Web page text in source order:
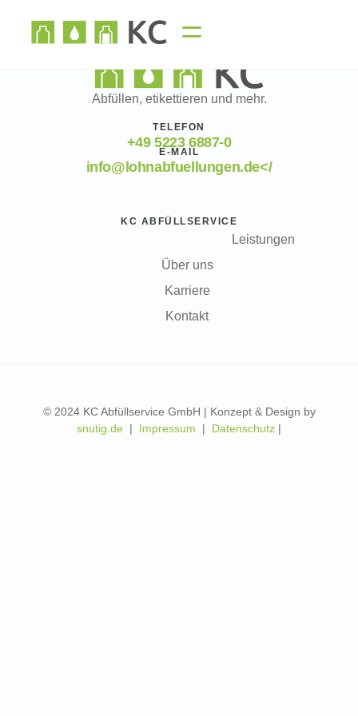
Abfüllen, etikettieren und mehr.
TELEFON
+49 5223 6887-0
E-MAIL
info@lohnabfuellungen.de</
KC ABFÜLLSERVICE
Leistungen
Über uns
Karriere
Kontakt
© 2024 KC Abfüllservice GmbH | Konzept & Design by
snutig.de | Impressum | Datenschutz |